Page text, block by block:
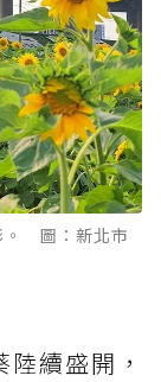
。 圖：新北市
續盛開，